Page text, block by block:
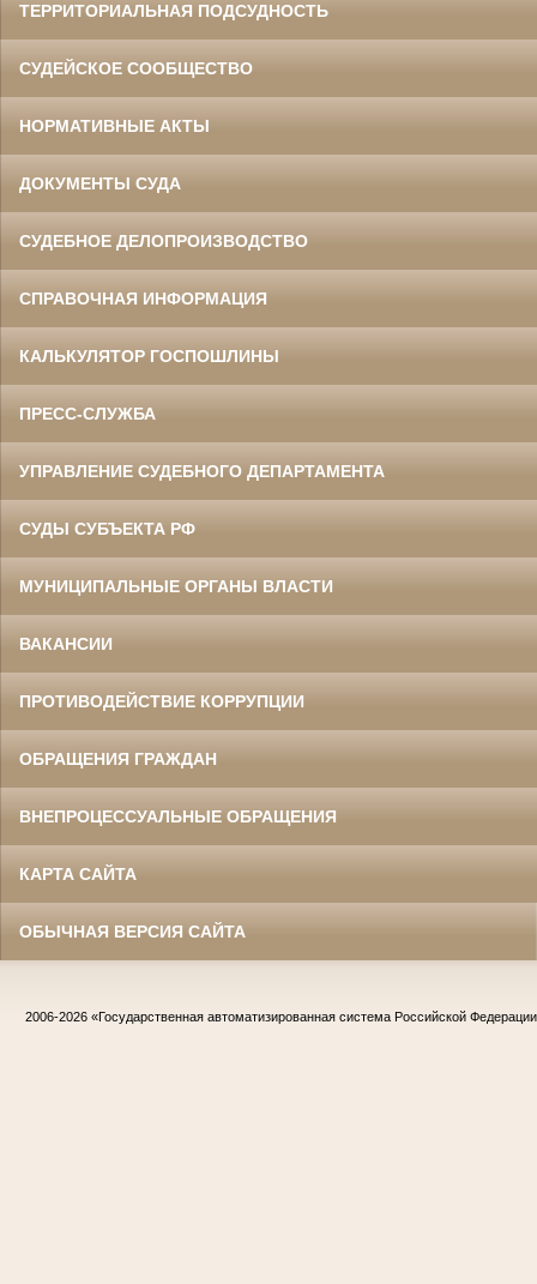
ТЕРРИТОРИАЛЬНАЯ ПОДСУДНОСТЬ
СУДЕЙСКОЕ СООБЩЕСТВО
НОРМАТИВНЫЕ АКТЫ
ДОКУМЕНТЫ СУДА
СУДЕБНОЕ ДЕЛОПРОИЗВОДСТВО
СПРАВОЧНАЯ ИНФОРМАЦИЯ
КАЛЬКУЛЯТОР ГОСПОШЛИНЫ
ПРЕСС-СЛУЖБА
УПРАВЛЕНИЕ СУДЕБНОГО ДЕПАРТАМЕНТА
СУДЫ СУБЪЕКТА РФ
МУНИЦИПАЛЬНЫЕ ОРГАНЫ ВЛАСТИ
ВАКАНСИИ
ПРОТИВОДЕЙСТВИЕ КОРРУПЦИИ
ОБРАЩЕНИЯ ГРАЖДАН
ВНЕПРОЦЕССУАЛЬНЫЕ ОБРАЩЕНИЯ
КАРТА САЙТА
ОБЫЧНАЯ ВЕРСИЯ САЙТА
2006-2026 «Государственная автоматизированная система Российской